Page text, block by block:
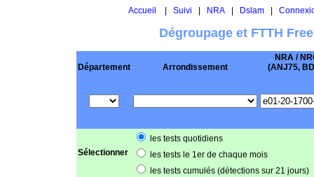
Accueil Suivi NRA| Dslam|
Dégroupage et FTTH
Département Arrondissement
NRA /
(ANJ75,
Sélectionner
les tests quotidiens
les tests le 1er de chaque mois
les tests cumulés (détections sur 21 jours)